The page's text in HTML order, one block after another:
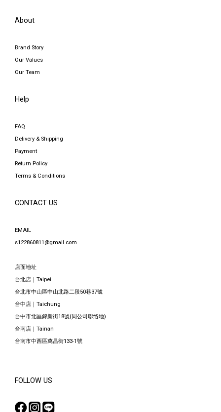
About
Brand Story
Our Values
Our Team
Help
FAQ
Delivery & Shipping
Payment
Return Policy
Terms & Conditions
CONTACT US
EMAIL
s122860811@gmail.com
店面地址
台北店｜Taipei
台北市中山區中山北路二段50巷37號
台中店｜Taichung
台中市北區錦新街18號(同公司聯络地)
台南店｜Tainan
台南市中西區萬昌街133-1號
FOLLOW US